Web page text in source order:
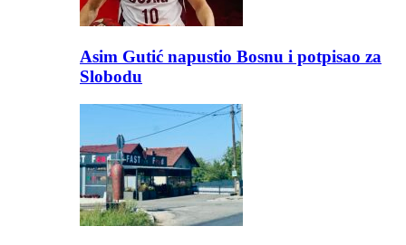
Asim Gutić napustio Bosnu i potpisao za
Slobodu